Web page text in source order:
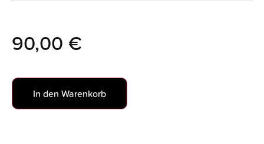
90,00 €
In den Warenkorb